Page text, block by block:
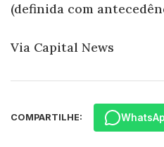
(definida com
Via Capital News
COMPARTILHE: